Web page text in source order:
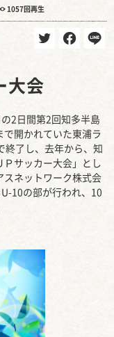
1057回再生
大会
2日間第2回知多半島
で開かれていた東浦ラ
終了し、去年から、知
Ｐサッカー大会」とし
スネットワーク株式会
10の部が行われ、10